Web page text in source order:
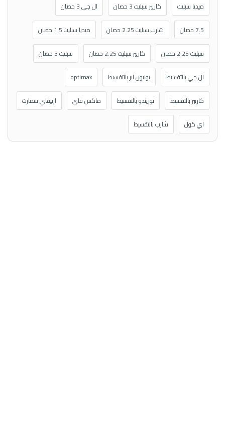
ميديا سبليت كاريير سبليت 3 حصان ال جي 3 حصان
7.5 حصان شارب سبليت 2.25 حصان ميديا سبليت 1.5 حصان
سبليت 2.25 حصان كاريير سبليت 2.25 حصان سبليت 3 حصان
ال جي بالتقسيط يونيون اير بالتقسيط optimax
كاريير بالتقسيط توريندو بالتقسيط ماكس فاي ارتيفاي سمارت
اي كول شارب بالتقسيط